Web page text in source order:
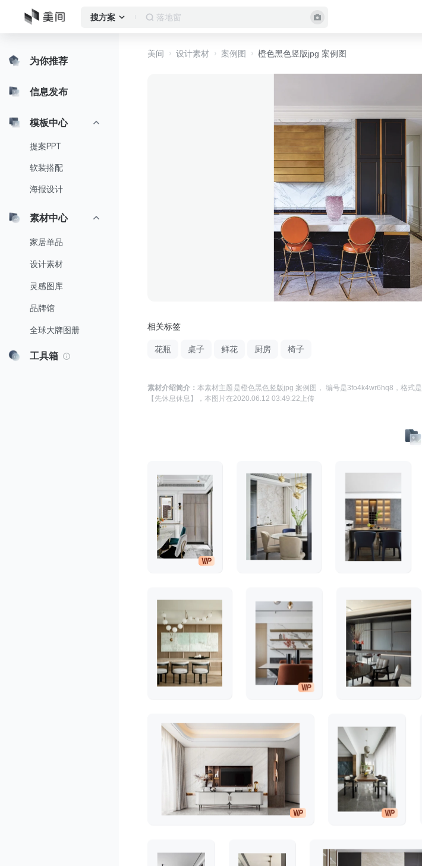
搜方案 客厅
为你推荐
信息发布
模板中心
提案PPT
软装搭配
海报设计
素材中心
家居单品
设计素材
灵感图库
品牌馆
全球大牌图册
工具箱
美间 设计素材 案例图 橙色黑色竖版jpg 案例图
相关标签
花瓶 桌子 鲜花 厨房 椅子
素材介绍简介：本素材主题是橙色黑色竖版jpg 案例图 ， 编号是3fo4k4wr6hq8 ，格式是
【先休息休息】
，本图片在2020.06.12 03:49:22 上传